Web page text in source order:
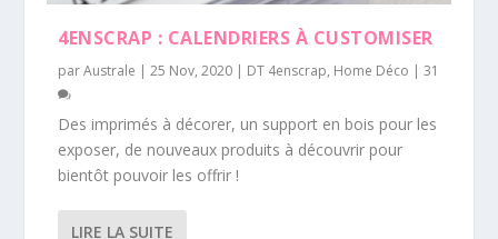
4ENSCRAP : CALENDRIERS À CUSTOMISER
parAustrale |25 Nov, 2020 | DT 4enscrap, Home Déco |31
Des imprimés à décorer, un support en bois pour les
exposer, de nouveaux produits à découvrir pour
bientôt pouvoir les offrir !
LIRE LA SUITE